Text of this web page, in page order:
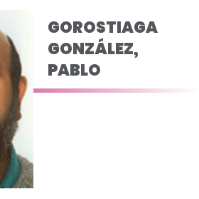
GOROSTIAGA
GONZÁLEZ,
PABLO